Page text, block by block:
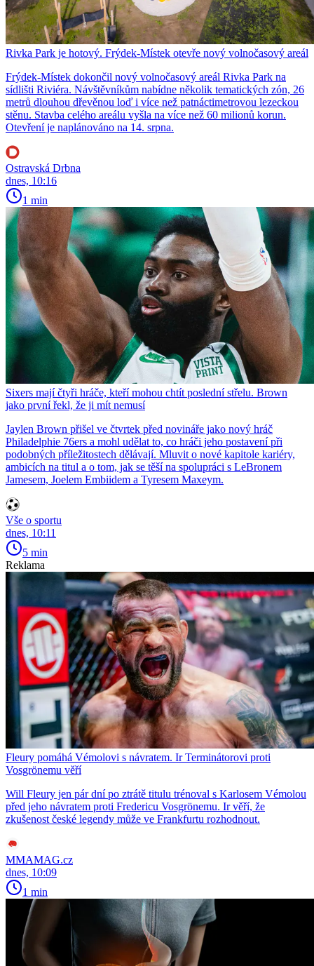
Rivka Park je hotový. Frýdek-Místek otevře nový volnočasový areál
Frýdek-Místek dokončil nový volnočasový areál Rivka Park na
sídlišti Riviéra. Návštěvníkům nabídne několik tematických zón, 26
metrů dlouhou dřevěnou loď i více než patnáctimetrovou lezeckou
stěnu. Stavba celého areálu vyšla na více než 60 milionů korun.
Otevření je naplánováno na 14. srpna.
Ostravská Drbna
dnes, 10:16
1 min
Sixers mají čtyři hráče, kteří mohou chtít poslední střelu. Brown
jako první řekl, že ji mít nemusí
Jaylen Brown přišel ve čtvrtek před novináře jako nový hráč
Philadelphie 76ers a mohl udělat to, co hráči jeho postavení při
podobných příležitostech dělávají. Mluvit o nové kapitole kariéry,
ambicích na titul a o tom, jak se těší na spolupráci s LeBronem
Jamesem, Joelem Embiidem a Tyresem Maxeym.
Vše o sportu
dnes, 10:11
5 min
Reklama
Fleury pomáhá Vémolovi s návratem. Ir Terminátorovi proti
Vosgrönemu věří
Will Fleury jen pár dní po ztrátě titulu trénoval s Karlosem Vémolou
před jeho návratem proti Fredericu Vosgrönemu. Ir věří, že
zkušenost české legendy může ve Frankfurtu rozhodnout.
MMAMAG.cz
dnes, 10:09
1 min